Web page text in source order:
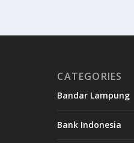
CATEGORIES
Bandar Lampung
Bank Indonesia